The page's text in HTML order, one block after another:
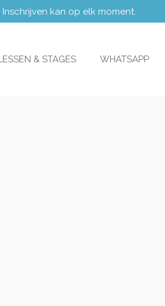
kan op elk moment.
& STAGES WHATSAPP